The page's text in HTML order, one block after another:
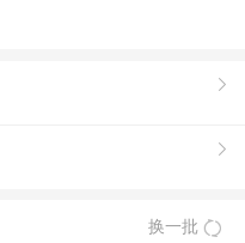
换一批